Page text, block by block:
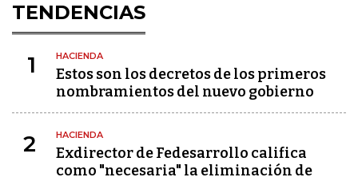
TENDENCIAS
1 HACIENDA
Estos son los decretos de los primeros
nombramientos del nuevo gobierno
2 HACIENDA
Exdirector de Fedesarrollo califica
como "necesaria" la eliminación de